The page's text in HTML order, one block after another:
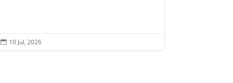
 10 Jul, 2026